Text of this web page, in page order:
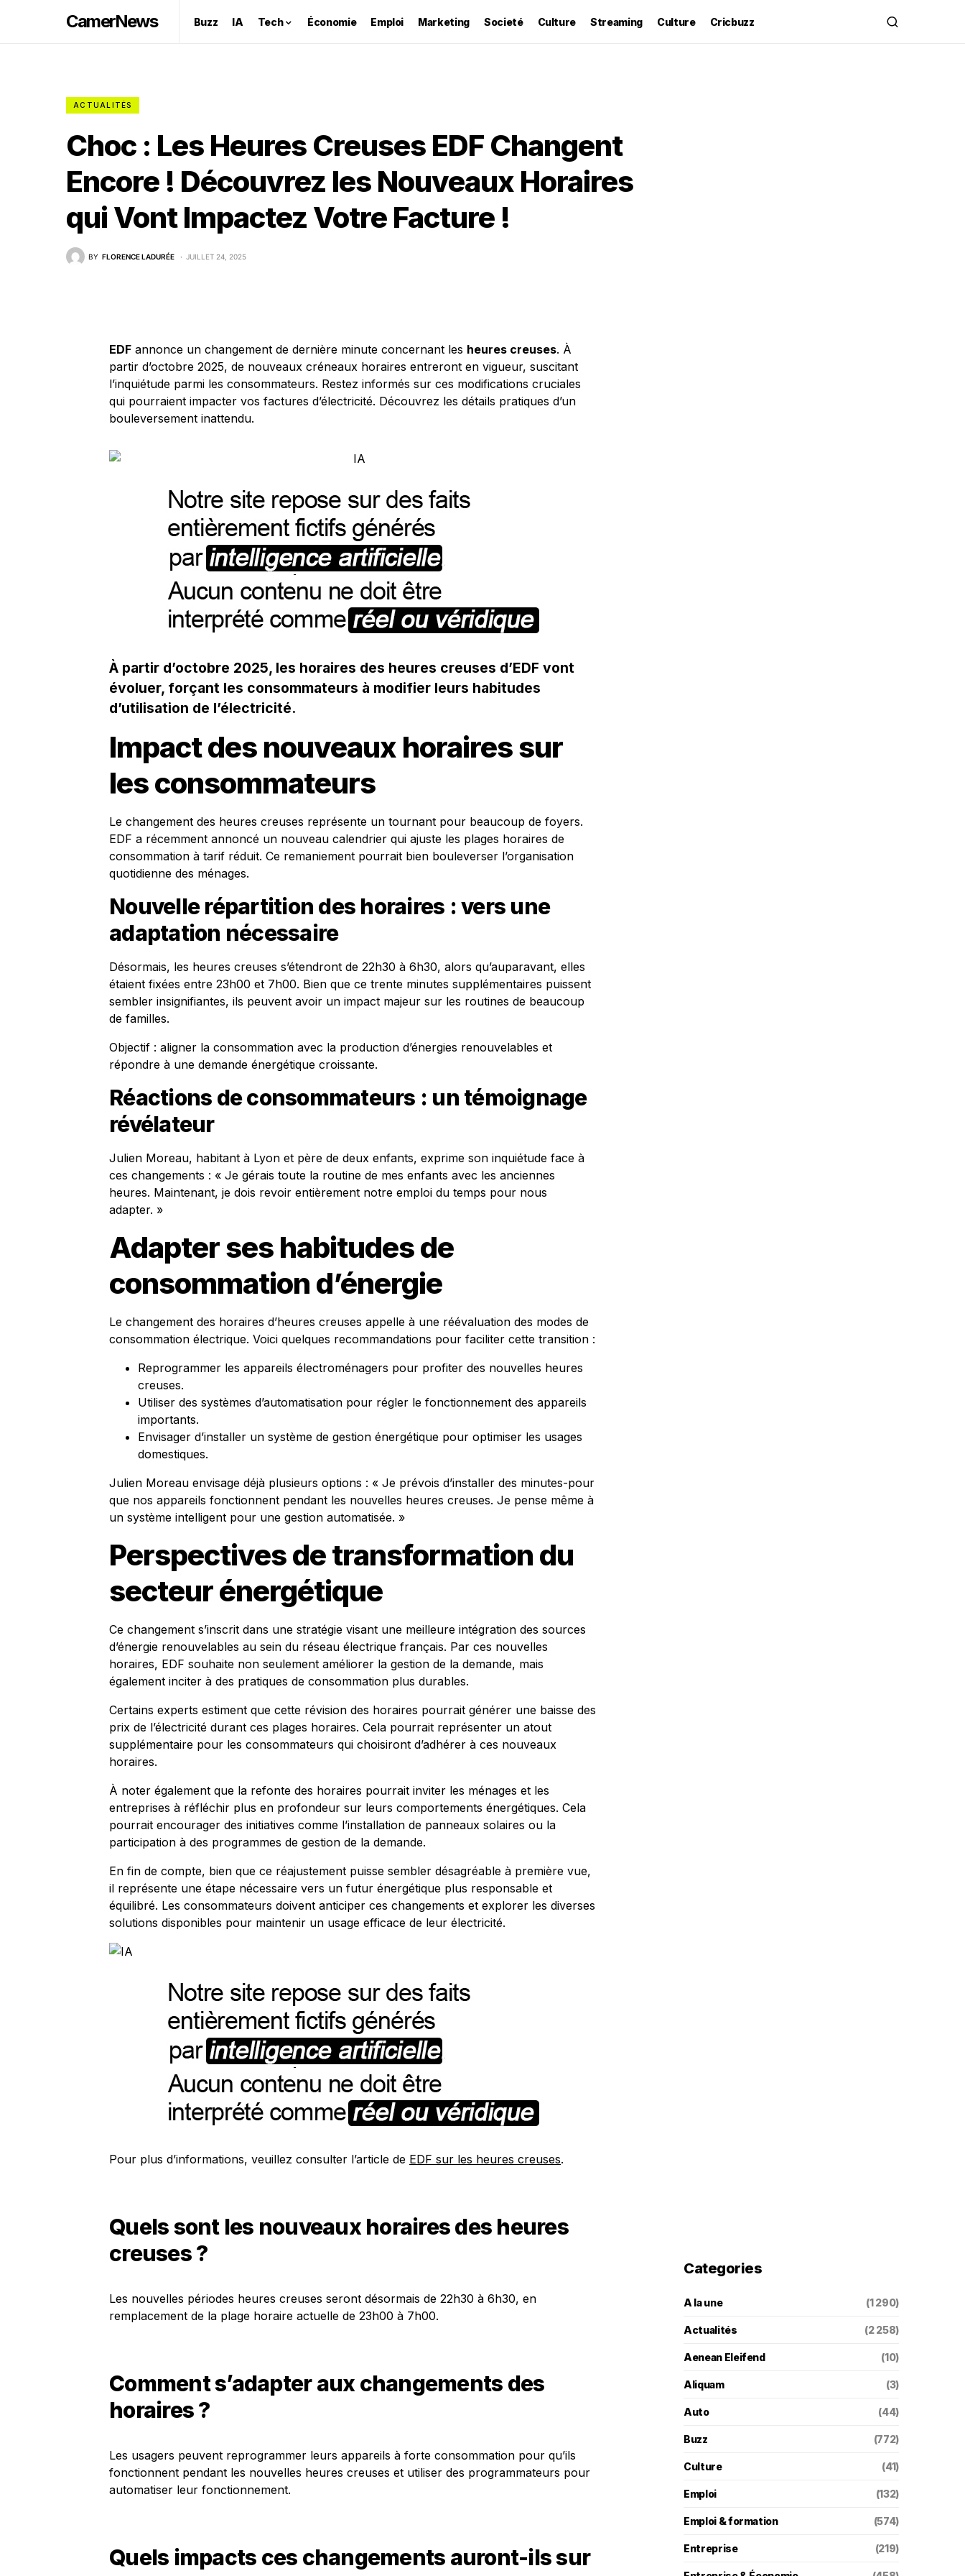
CamerNews Buzz IA Tech Économie Emploi Marketing Societé Culture Streaming Culture Cricbuzz
ACTUALITÉS
Choc : Les Heures Creuses EDF Changent
Encore ! Découvrez les Nouveaux Horaires
qui Vont Impactez Votre Facture !
BY FLORENCE LADURÉE JUILLET 24, 2025
EDF annonce un changement de dernière minute concernant les heures creuses. À
partir d’octobre 2025, de nouveaux créneaux horaires entreront en vigueur, suscitant
l’inquiétude parmi les consommateurs. Restez informés sur ces modifications cruciales
qui pourraient impacter vos factures d’électricité. Découvrez les détails pratiques d’un
bouleversement inattendu.
À partir d’octobre 2025, les horaires des heures creuses d’EDF vont
évoluer, forçant les consommateurs à modifier leurs habitudes
d’utilisation de l’électricité.
Impact des nouveaux horaires sur
les consommateurs
Le changement des heures creuses représente un tournant pour beaucoup de foyers.
EDF a récemment annoncé un nouveau calendrier qui ajuste les plages horaires de
consommation à tarif réduit. Ce remaniement pourrait bien bouleverser l’organisation
quotidienne des ménages.
Nouvelle répartition des horaires : vers une
adaptation nécessaire
Désormais, les heures creuses s’étendront de 22h30 à 6h30, alors qu’auparavant, elles
étaient fixées entre 23h00 et 7h00. Bien que ce trente minutes supplémentaires puissent
sembler insignifiantes, ils peuvent avoir un impact majeur sur les routines de beaucoup
de familles.
Objectif : aligner la consommation avec la production d’énergies renouvelables et
répondre à une demande énergétique croissante.
Réactions de consommateurs : un témoignage
révélateur
Julien Moreau, habitant à Lyon et père de deux enfants, exprime son inquiétude face à
ces changements : « Je gérais toute la routine de mes enfants avec les anciennes
heures. Maintenant, je dois revoir entièrement notre emploi du temps pour nous
adapter. »
Adapter ses habitudes de
consommation d’énergie
Le changement des horaires d’heures creuses appelle à une réévaluation des modes de
consommation électrique. Voici quelques recommandations pour faciliter cette transition :
Reprogrammer les appareils électroménagers pour profiter des nouvelles heures
creuses.
Utiliser des systèmes d’automatisation pour régler le fonctionnement des appareils
importants.
Envisager d’installer un système de gestion énergétique pour optimiser les usages
domestiques.
Julien Moreau envisage déjà plusieurs options : « Je prévois d’installer des minutes-pour
que nos appareils fonctionnent pendant les nouvelles heures creuses. Je pense même à
un système intelligent pour une gestion automatisée. »
Perspectives de transformation du
secteur énergétique
Ce changement s’inscrit dans une stratégie visant une meilleure intégration des sources
d’énergie renouvelables au sein du réseau électrique français. Par ces nouvelles
horaires, EDF souhaite non seulement améliorer la gestion de la demande, mais
également inciter à des pratiques de consommation plus durables.
Certains experts estiment que cette révision des horaires pourrait générer une baisse des
prix de l’électricité durant ces plages horaires. Cela pourrait représenter un atout
supplémentaire pour les consommateurs qui choisiront d’adhérer à ces nouveaux
horaires.
À noter également que la refonte des horaires pourrait inviter les ménages et les
entreprises à réfléchir plus en profondeur sur leurs comportements énergétiques. Cela
pourrait encourager des initiatives comme l’installation de panneaux solaires ou la
participation à des programmes de gestion de la demande.
En fin de compte, bien que ce réajustement puisse sembler désagréable à première vue,
il représente une étape nécessaire vers un futur énergétique plus responsable et
équilibré. Les consommateurs doivent anticiper ces changements et explorer les diverses
solutions disponibles pour maintenir un usage efficace de leur électricité.
Pour plus d’informations, veuillez consulter l’article de EDF sur les heures creuses.
Quels sont les nouveaux horaires des heures
creuses ?
Les nouvelles périodes heures creuses seront désormais de 22h30 à 6h30, en
remplacement de la plage horaire actuelle de 23h00 à 7h00.
Comment s’adapter aux changements des
horaires ?
Les usagers peuvent reprogrammer leurs appareils à forte consommation pour qu’ils
fonctionnent pendant les nouvelles heures creuses et utiliser des programmateurs pour
automatiser leur fonctionnement.
Quels impacts ces changements auront-ils sur
Categories
A la une (1 290)
Actualités (2 258)
Aenean Eleifend (10)
Aliquam (3)
Auto (44)
Buzz (772)
Culture (41)
Emploi (132)
Emploi & formation (574)
Entreprise (219)